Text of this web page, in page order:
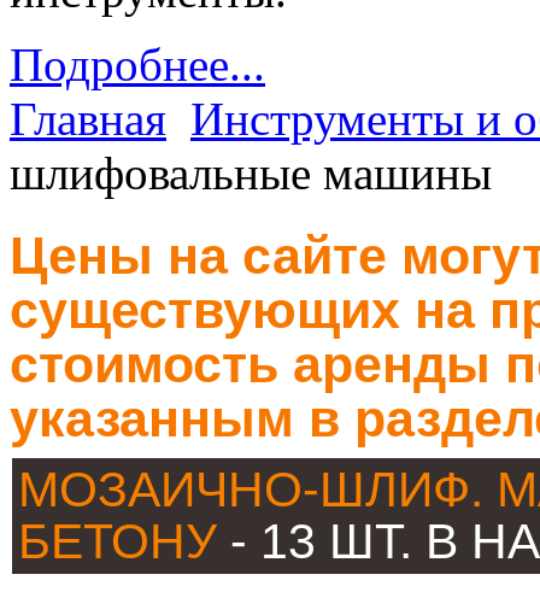
Подробнее...
Главная Инструменты и
шлифовальные машины
Цены на сайте
существующих на
стоимость аренды
указанным в
МОЗАИЧНО-ШЛИФ.
БЕТОНУ - 13 ШТ. В